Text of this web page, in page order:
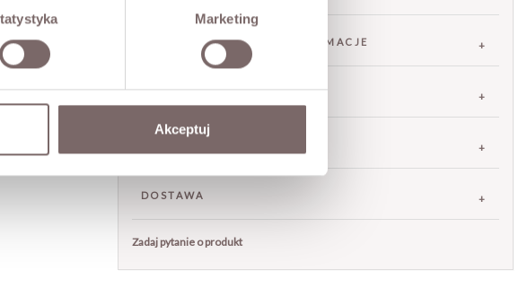
Marketing
Akceptuj
SKŁAD / DODATKOWE INFORMACJE
TABELA ROZMIARÓW
DOSTAWA
Zadaj pytanie o produkt